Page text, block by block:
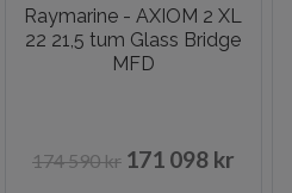
Raymarine - AXIOM 2 XL
22 21,5 tum Glass Bridge
MFD
174 590 kr 171 098 kr